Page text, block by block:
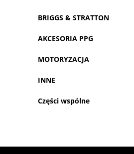
BRIGGS & STRATTON
AKCESORIA PPG
MOTORYZACJA
INNE
Części wspólne